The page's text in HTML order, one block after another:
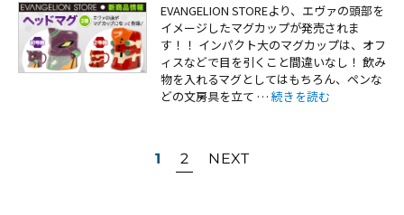
EVANGELION STOREより、エヴァの頭部を
イメージしたマグカップが発売されま
す！！ インパクト大のマグカップは、オフ
ィスなどで目を引くこと間違いなし！ 飲み
物を入れるマグとしてはもちろん、ペンな
どの文房具を立て … “【新商品：エヴァの頭
続きを読む
1 2 NEXT